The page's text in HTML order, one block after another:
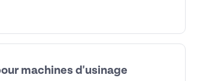
machines d'usinage